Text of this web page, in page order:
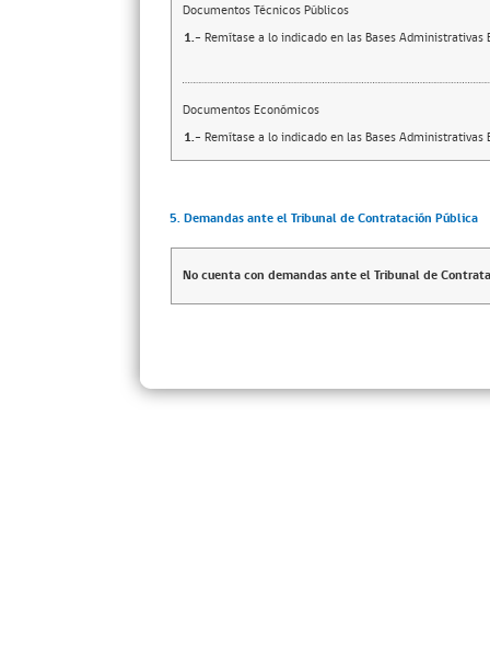
Documentos Técnicos Públicos
1.- Remítase a lo indicado en las Bases Administrativas
Documentos Económicos
1.- Remítase a lo indicado en las Bases Administrativas
5. Demandas ante el Tribunal de Contratación Pública
No cuenta con demandas ante el Tribunal de